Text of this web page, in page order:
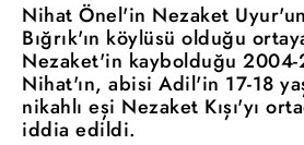
Nihat Önel'in Nezaket
Bığrık'ın köylüsü olduğu
Nezaket'in kaybolduğu 2004-
Nihat'ın, abisi Adil'in 17-18
nikahlı eşi Nezaket Kışı'yı
iddia edildi.